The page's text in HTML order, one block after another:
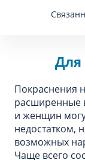
Для
Покраснения
расширенные
и женщин
недостатком,
возможных
Чаще всего